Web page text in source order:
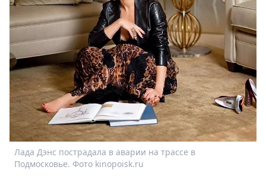
О
Metro
Стримы
Спецпроекты
Звезды
Выборы
2026
Скачай
Metro
Лада Дэнс пострадала в аварии на трассе в
Подмосковье. Фото kinopoisk.ru